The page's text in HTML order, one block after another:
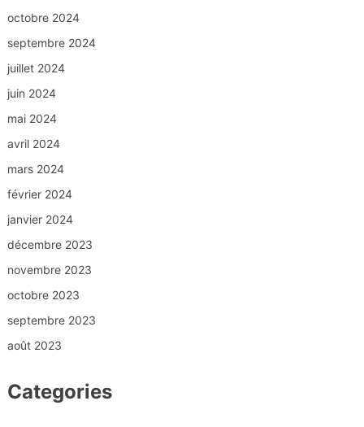
octobre 2024
septembre 2024
juillet 2024
juin 2024
mai 2024
avril 2024
mars 2024
février 2024
janvier 2024
décembre 2023
novembre 2023
octobre 2023
septembre 2023
août 2023
Categories